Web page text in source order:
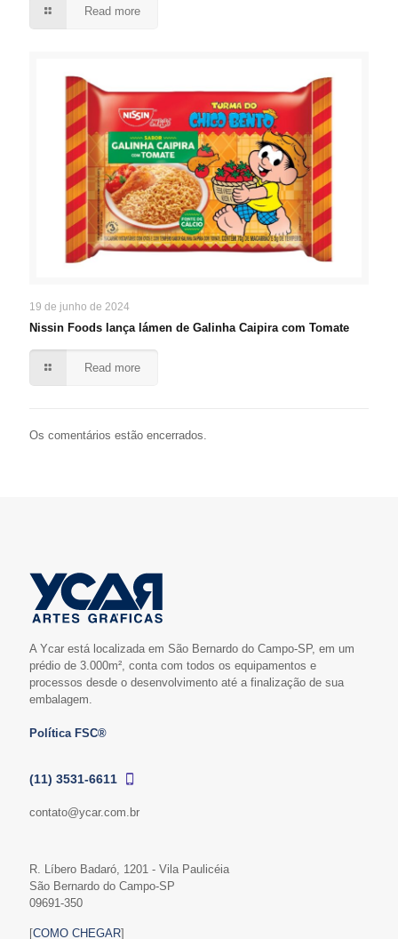
Read more
19 de junho de 2024
Nissin Foods lança lámen de Galinha Caipira com Tomate
Read more
Os comentários estão encerrados.
A Ycar está localizada em São Bernardo do Campo-SP, em um
prédio de 3.000m², conta com todos os equipamentos e
processos desde o desenvolvimento até a finalização de sua
embalagem.
Política FSC®
(11) 3531-6611
contato@ycar.com.br
R. Líbero Badaró, 1201 - Vila Paulicéia
São Bernardo do Campo-SP
09691-350
[COMO CHEGAR]